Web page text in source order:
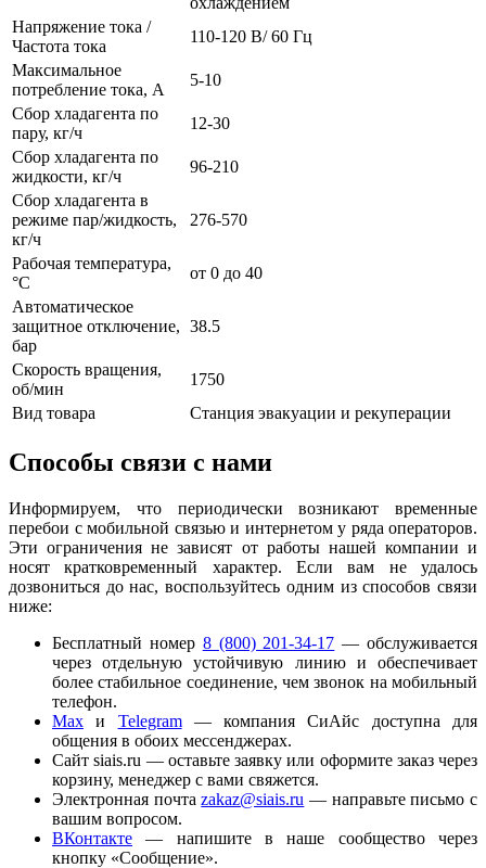
Напряжение тока /
Частота тока
110-120 В/ 60 Гц
Максимальное
потребление тока, А
5-10
Сбор хладагента по
пару, кг/ч
12-30
Сбор хладагента по
жидкости, кг/ч
96-210
Сбор хладагента в
режиме пар/жидкость,
кг/ч
276-570
Рабочая температура,
°C
от 0 до 40
Автоматическое
защитное отключение,
бар
38.5
Скорость вращения,
об/мин
1750
Вид товара
Станция эвакуации и рекуперации
Способы связи с нами
Информируем, что периодически возникают временные
перебои с мобильной связью и интернетом у ряда операторов.
Эти ограничения не зависят от работы нашей компании и
носят кратковременный характер. Если вам не удалось
дозвониться до нас, воспользуйтесь одним из способов связи
ниже:
Бесплатный номер 8 (800) 201-34-17 — обслуживается
через отдельную устойчивую линию и обеспечивает
более стабильное соединение, чем звонок на мобильный
телефон.
Мaх и Telegram— компания СиАйс доступна для
общения в обоих мессенджерах.
Сайт siais.ru — оставьте заявку или оформите заказ через
корзину, менеджер с вами свяжется.
Электронная почтаzakaz@siais.ru — направьте письмо с
вашим вопросом.
ВКонтакте — напишите в наше сообщество через
кнопку «Сообщение».